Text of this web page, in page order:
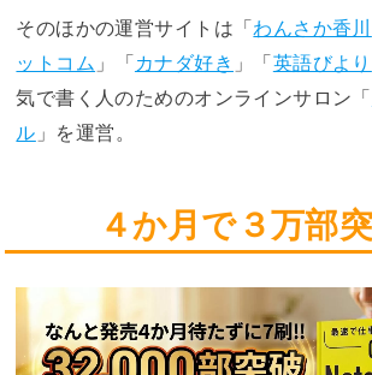
そのほかの運営サイトは「わんさか香川
ットコム 」「カナダ好き 」「英語びより
気で書く人のためのオンラインサロン「
ル 」を運営。
４か月で３万部突